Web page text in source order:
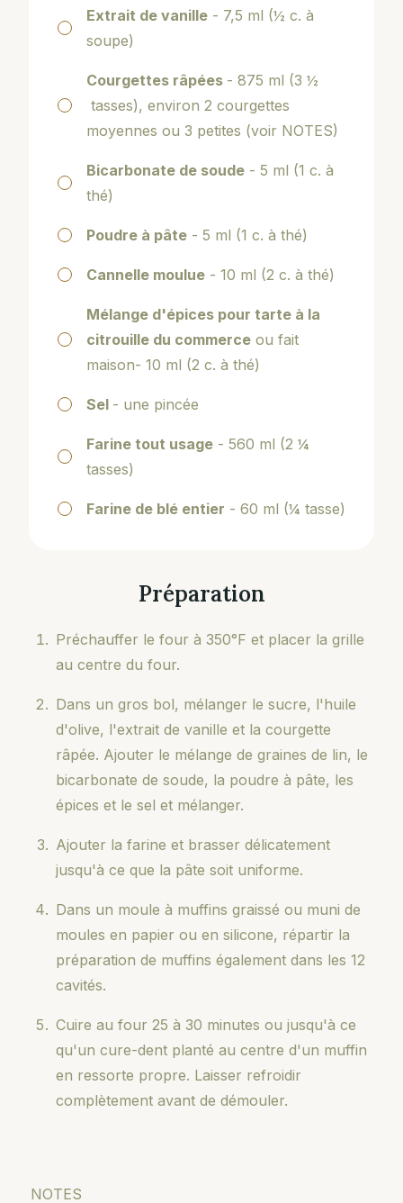
Extrait de vanille - 7,5 ml (½ c. à
soupe)
Courgettes râpées - 875 ml (3 ½
tasses), environ 2 courgettes
moyennes ou 3 petites (voir NOTES)
Bicarbonate de soude - 5 ml (1 c. à
thé)
Poudre à pâte - 5 ml (1 c. à thé)
Cannelle moulue - 10 ml (2 c. à thé)
Mélange d'épices pour tarte à la
citrouille du commerce ou fait
maison- 10 ml (2 c. à thé)
Sel - une pincée
Farine tout usage - 560 ml (2 ¼
tasses)
Farine de blé entier - 60 ml (¼ tasse)
Préparation
Préchauffer le four à 350°F et placer la grille
au centre du four.
Dans un gros bol, mélanger le sucre, l'huile
d'olive, l'extrait de vanille et la courgette
râpée. Ajouter le mélange de graines de lin, le
bicarbonate de soude, la poudre à pâte, les
épices et le sel et mélanger.
Ajouter la farine et brasser délicatement
jusqu'à ce que la pâte soit uniforme.
Dans un moule à muffins graissé ou muni de
moules en papier ou en silicone, répartir la
préparation de muffins également dans les 12
cavités.
Cuire au four 25 à 30 minutes ou jusqu'à ce
qu'un cure-dent planté au centre d'un muffin
en ressorte propre. Laisser refroidir
complètement avant de démouler.
NOTES